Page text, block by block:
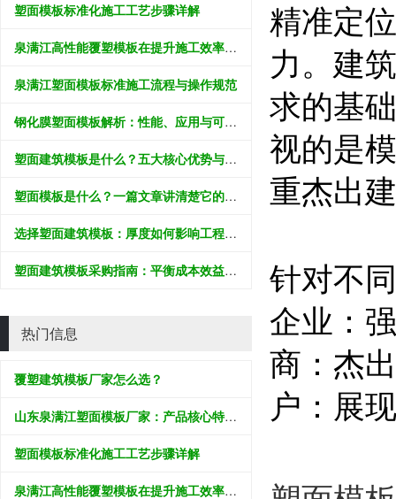
塑面模板标准化施工工艺步骤详解
泉满江高性能覆塑模板在提升施工效率中的应用价值分析
泉满江塑面模板标准施工流程与操作规范
钢化膜塑面模板解析：性能、应用与可持续价值
塑面建筑模板是什么？五大核心优势与应用领域全解析
塑面模板是什么？一篇文章讲清楚它的好处和怎么选
选择塑面建筑模板：厚度如何影响工程效果？
塑面建筑模板采购指南：平衡成本效益与工程质量的科学决策
热门信息
覆塑建筑模板厂家怎么选？
山东泉满江塑面模板厂家：产品核心特性与工程应用解析
塑面模板标准化施工工艺步骤详解
泉满江高性能覆塑模板在提升施工效率中的应用价值分析
精准定
力。 建
求的基
视的是
重杰出
针对不
企业：
商：杰
户：展